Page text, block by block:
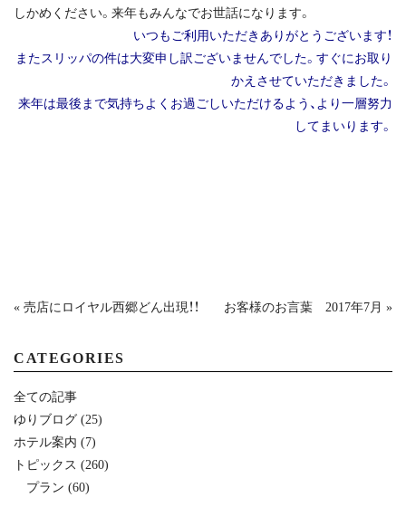
しかめください。来年もみんなでお世話になります。
いつもご利用いただきありがとうございます！
またスリッパの件は大変申し訳ございませんでした。すぐにお取り
かえさせていただきました。
来年は最後まで気持ちよくお過ごしいただけるよう、より一層努力
してまいります。
« 売店にロイヤル西郷どん出現！！ お客様のお言葉 2017年7月 »
CATEGORIES
全ての記事
ゆりブログ (25)
ホテル案内 (7)
トピックス (260)
プラン (60)